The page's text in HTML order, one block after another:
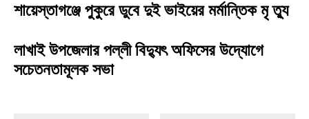
শায়েস্তাগঞ্জে পুকুরে ডুবে দুই ভাইয়ের মর্মান্তিক মৃ ত্যু
লাখাই উপজেলার পল্লী বিদ্যুৎ অফিসের উদ্যোগে
সচেতনতামূলক সভা